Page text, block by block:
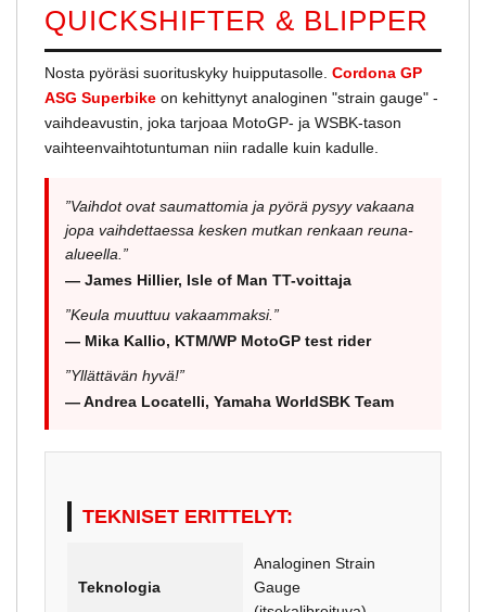
QUICKSHIFTER & BLIPPER
Nosta pyöräsi suorituskyky huipputasolle. Cordona GP
ASG Superbike on kehittynyt analoginen "strain gauge" -
vaihdeavustin, joka tarjoaa MotoGP- ja WSBK-tason
vaihteenvaihtotuntuman niin radalle kuin kadulle.
”Vaihdot ovat saumattomia ja pyörä pysyy vakaana
jopa vaihdettaessa kesken mutkan renkaan reuna-
alueella.”
— James Hillier, Isle of Man TT-voittaja
”Keula muuttuu vakaammaksi.”
— Mika Kallio, KTM/WP MotoGP test rider
”Yllättävän hyvä!”
— Andrea Locatelli, Yamaha WorldSBK Team
TEKNISET ERITTELYT:
Teknologia
Analoginen Strain
Gauge